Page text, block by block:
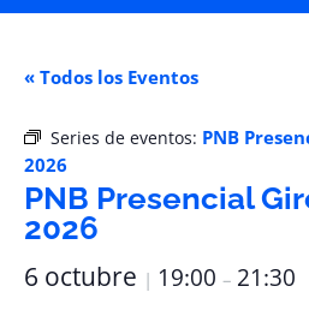
« Todos los Eventos
Series de eventos: PNB
2026
PNB Presencial
2026
6 octubre | 19:00 – 21:30